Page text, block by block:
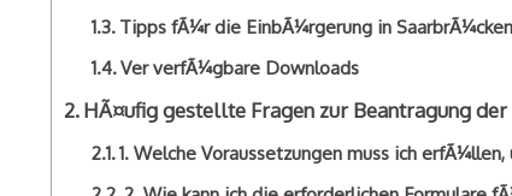
Tipps fÃ¼r die EinbÃ¼rgerung in SaarbrÃ¼cken
Ver verfÃ¼gbare Downloads
HÃ¤ufig gestellte Fragen zur Beantragung
1. Welche Voraussetzungen muss ich